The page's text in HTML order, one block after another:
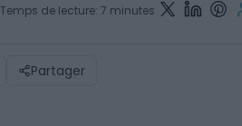
Temps de lecture: 7 minutes
Partager